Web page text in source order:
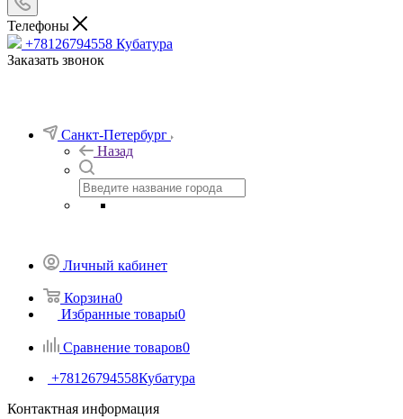
Телефоны
+78126794558 Кубатура
Заказать звонок
Санкт-Петербург
Назад
Личный кабинет
Корзина0
Избранные товары0
Сравнение товаров0
+78126794558Кубатура
Контактная информация